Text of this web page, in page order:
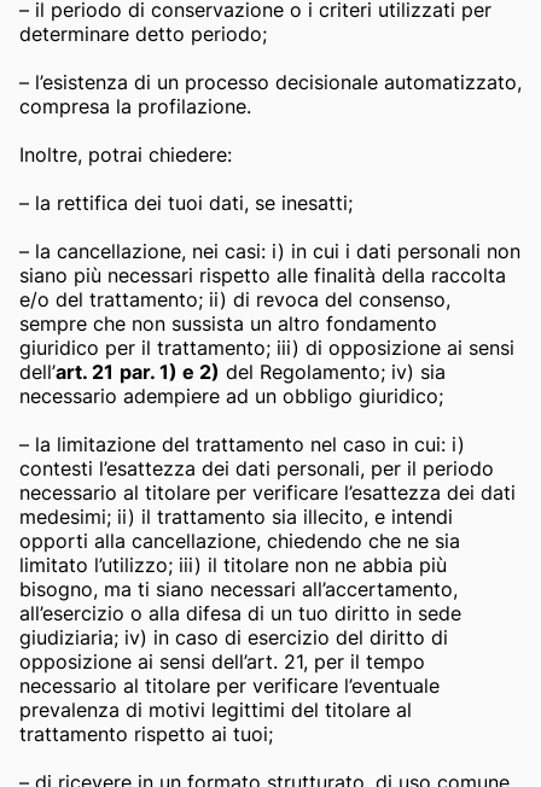
– il periodo di conservazione o i criteri utilizzati per
determinare detto periodo;
– l’esistenza di un processo decisionale automatizzato,
compresa la profilazione.
Inoltre, potrai chiedere:
– la rettifica dei tuoi dati, se inesatti;
– la cancellazione, nei casi: i) in cui i dati personali non
siano più necessari rispetto alle finalità della raccolta
e/o del trattamento; ii) di revoca del consenso,
sempre che non sussista un altro fondamento
giuridico per il trattamento; iii) di opposizione ai sensi
dell’art. 21 par. 1) e 2) del Regolamento; iv) sia
necessario adempiere ad un obbligo giuridico;
– la limitazione del trattamento nel caso in cui: i)
contesti l’esattezza dei dati personali, per il periodo
necessario al titolare per verificare l’esattezza dei dati
medesimi; ii) il trattamento sia illecito, e intendi
opporti alla cancellazione, chiedendo che ne sia
limitato l’utilizzo; iii) il titolare non ne abbia più
bisogno, ma ti siano necessari all’accertamento,
all’esercizio o alla difesa di un tuo diritto in sede
giudiziaria; iv) in caso di esercizio del diritto di
opposizione ai sensi dell’art. 21, per il tempo
necessario al titolare per verificare l’eventuale
prevalenza di motivi legittimi del titolare al
trattamento rispetto ai tuoi;
– di ricevere in un formato strutturato, di uso comune